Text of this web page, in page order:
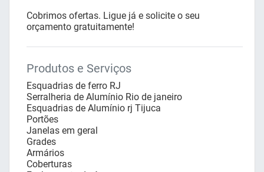
Cobrimos ofertas. Ligue já e solicite o seu
orçamento gratuitamente!
Produtos e Serviços
Esquadrias de ferro RJ
Serralheria de Alumínio Rio de janeiro
Esquadrias de Alumínio rj Tijuca
Portões
Janelas em geral
Grades
Armários
Coberturas